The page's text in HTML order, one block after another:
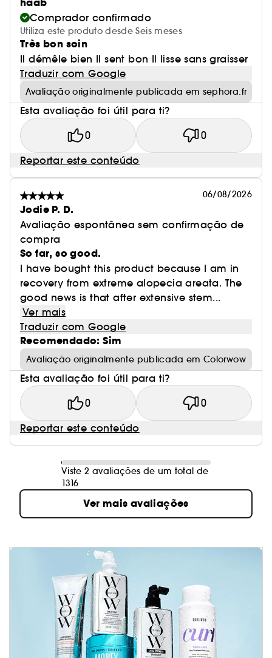
Comprador confirmado
Utiliza este produto desde Seis meses
Très bon soin
Il démêle bien Il sent bon Il lisse sans graisser
Traduzir com Google
Avaliação originalmente publicada em sephora.fr
Esta avaliação foi útil para ti?
0 0
Reportar este conteúdo
06/08/2026
Jodie P. D.
Avaliação espontânea sem confirmação de
compra
So far, so good.
I have bought this product because I am in
recovery from extreme alopecia areata. The
good news is that after extensive stem...
Ver mais
Traduzir com Google
Recomendado: Sim
Avaliação originalmente publicada em Colorwow
Esta avaliação foi útil para ti?
0 0
Reportar este conteúdo
Viste 2 avaliações de um total de
1316
Ver mais avaliações